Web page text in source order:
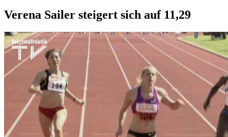
Verena Sailer steigert sich auf 11,29